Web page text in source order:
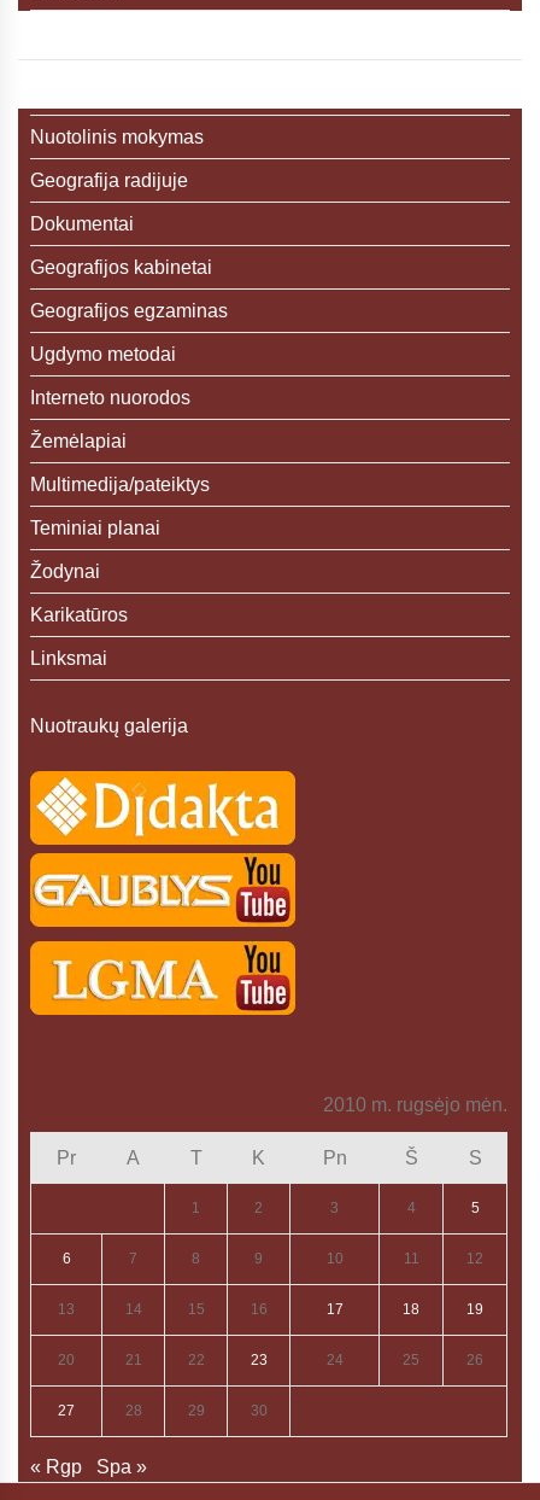
Nuotolinis mokymas
Geografija radijuje
Dokumentai
Geografijos kabinetai
Geografijos egzaminas
Ugdymo metodai
Interneto nuorodos
Žemėlapiai
Multimedija/pateiktys
Teminiai planai
Žodynai
Karikatūros
Linksmai
Nuotraukų galerija
2010 m. rugsėjo mėn.
Pr A T K Pn Š S
1 2 3 4 5
6 7 8 9 10 11 12
13 14 15 16 17 18 19
20 21 22 23 24 25 26
27 28 29 30
« Rgp Spa »